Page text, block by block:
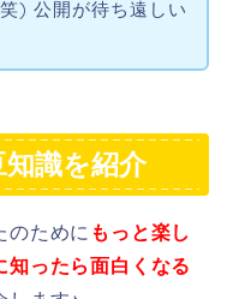
) 公開が待ち遠しい
識を紹介
のために もっと楽し
知ったら面白くなる